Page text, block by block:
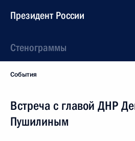
Президент России
Стенограммы
События
Встреча с главой ДНР
Пушилиным